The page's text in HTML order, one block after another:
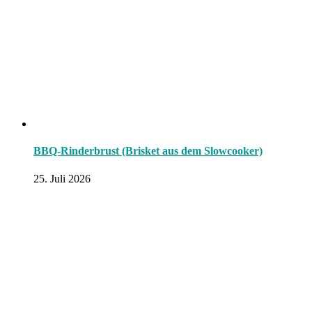
BBQ-Rinderbrust (Brisket aus dem Slowcooker)
25. Juli 2026